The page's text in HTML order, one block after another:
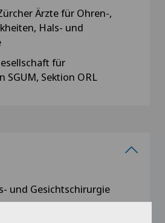
Ärzte für Ohren-,
Hals- und
für
SGUM, Sektion ORL
und Gesichtschirurgie